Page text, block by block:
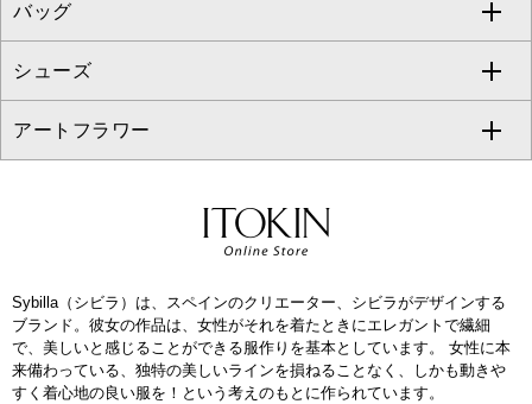
GIANNI LO GIUDICE
CHRISTIAN AUJARD
CHRISTIAN AUJARD Lサイズ
MK MICHEL KLEIN BAG
HIROKO KOSHINO
パーカー
タンクトップ・キャミソール
スウェット・ジャージー
サロペット・オールインワン
その他のパンツ
ショート・ミニ丈スカート
その他のスカート
セットアップ
セットアップジャケット
セットアップパンツ
セットアップワンピース
その他のジャケット・スーツ
ピーコート
ダッフルコート
チェスターコート
ノーカラーコート
ライダースジャケット
マスク
ストール・マフラー・スヌード
ベルト・サスペンダー
財布・名刺入れ・ケース
ハンカチ・バンダナ
すべてのアクセサリー
ネックレス
ピアス・イヤリング
ブローチ・コサージュ
その他のアクセサリー
バッグ
すべてのバッグ
トートバッグ
クラッチバッグ
バックパック・リュック
シューズ
すべてのシューズ
ブーツ・ブーティー
フラットシューズ
アートフラワー
オーキッド・胡蝶蘭
カサブランカ・カラー
Sybilla（シビラ）は、スペインのクリエーター、シビラがデザインする
ブランド。彼女の作品は、女性がそれを着たときにエレガントで繊細
で、美しいと感じることができる服作りを基本としています。 女性に本
来備わっている、独特の美しいラインを損ねることなく、しかも動きや
すく着心地の良い服を！という考えのもとに作られています。